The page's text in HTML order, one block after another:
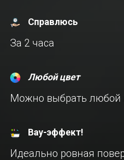
Справлюсь
За 2 часа
Любой цвет
Можно выбрать любой
Вау-эффект!
Идеально ровная